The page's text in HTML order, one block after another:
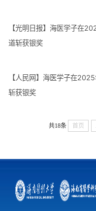
【光明日报】海医学子在
道斩获银奖
【人民网】海医学子在
斩获银奖
共18条 首页